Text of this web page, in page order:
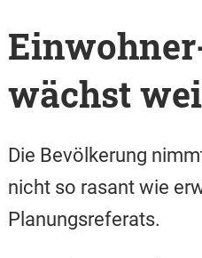
wächst
Die Bevölkerung
nicht so rasant wie
Planungsreferats.